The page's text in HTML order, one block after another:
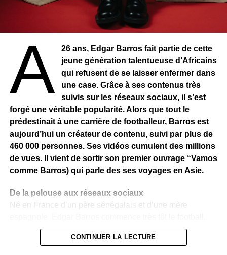
Daddy Maky, Cinéaste-Chanteur
Un EP qui déménage
Once Upon a Time in Africa puise largement dans la
musique africaine. À travers ses tambours traditionnels et
son mélange de langues (wolof, bambara, anglais et une
touche de français), chaque titre se pare d’une sonorité
unique. Mais c’est surtout par ses grooves soul que
Daddy Maky se démarque. Jamais tranquille, il s’emballe
toujours. Sa voix puissante nous plonge au cœur du
reggae roots. Dès le premier morceau, Time Fi Revolution
(en anglais), l’EP donne le ton. Portée par des rythmes
percutants et une voix déterminée, cette chanson est un
à l’unité africaine, rappelant que malgré les frontières,
À
26 ans, Edgar Barros fait partie de cette
jeune génération talentueuse d’Africains
qui refusent de se laisser enfermer dans
une case. Grâce à ses contenus très
suivis sur les réseaux sociaux, il s’est
forgé une véritable popularité. Alors que tout le
prédestinait à une carrière de footballeur, Barros est
aujourd’hui un créateur de contenu, suivi par plus de
460 000 personnes. Ses vidéos cumulent des millions
de vues. Il vient de sortir son premier ouvrage “Vamos
comme Barros) qui parle des ses voyages en Asie.
De la pelouse aux réseaux sociaux
Né en France d’un père sénégalais et d’une mère
Très vite, il intègre l’US Torcy, un club formateur reconnu,
où il évolue aux côtés de Randal Kolo-Muani. À 19 ans,
CONTINUER LA LECTURE